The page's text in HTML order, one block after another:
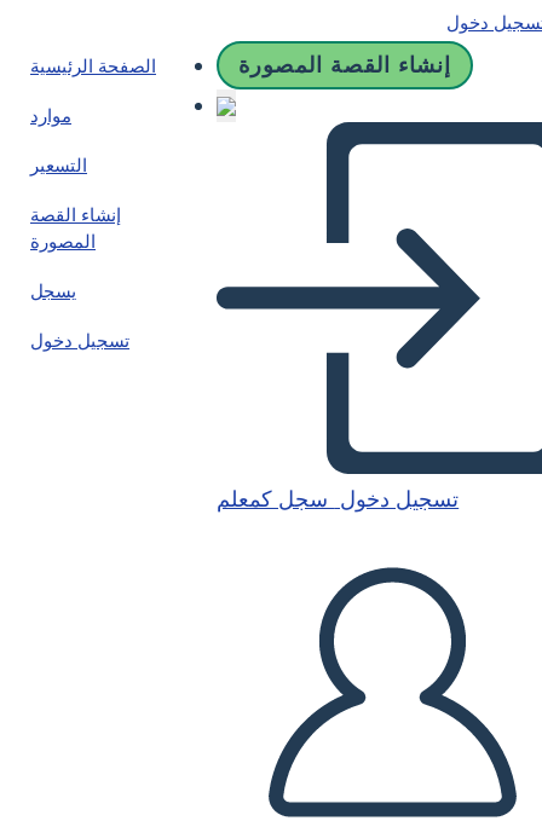
دخول
الصفحة الرئيسية
موارد
التسعير
إنشاء القصة
المصورة
يسجل
تسجيل دخول
إنشاء القصة المصورة
تسجيل دخول سجل كمعلم